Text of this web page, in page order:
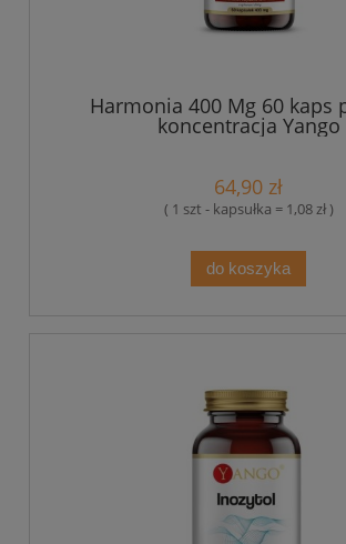
Harmonia 400 Mg 60 kaps
koncentracja Yango
64,90 zł
( 1 szt - kapsułka = 1,08 zł )
do koszyka